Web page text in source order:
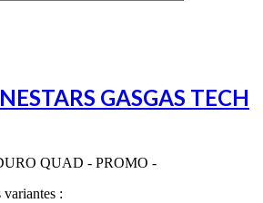
GASGAS TECH
QUAD - PROMO -
: